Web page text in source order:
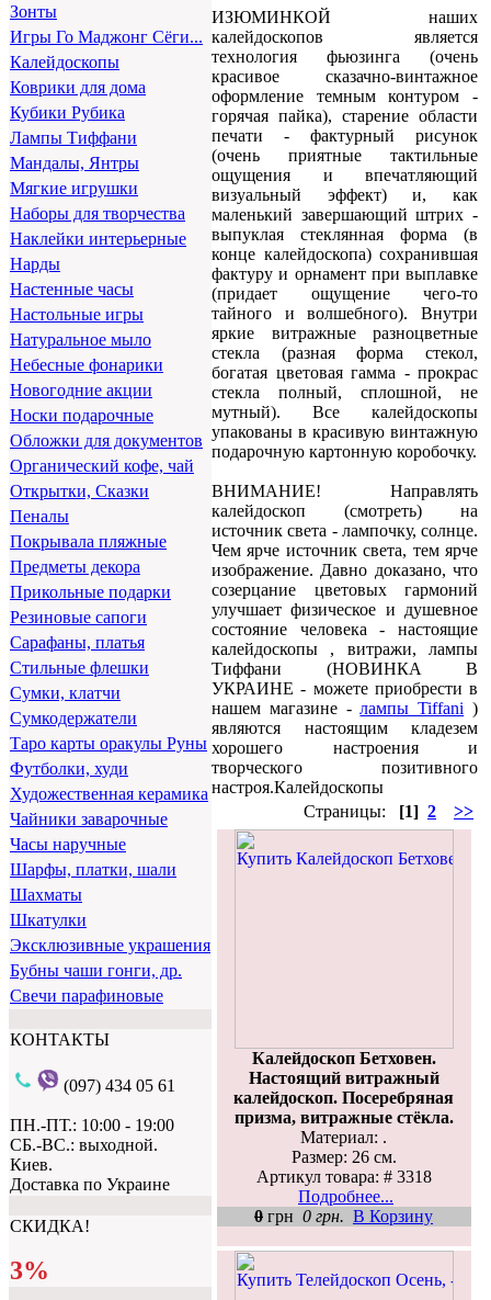
Зонты
Игры Го Маджонг Сёги...
Калейдоскопы
Коврики для дома
Кубики Рубика
Лампы Тиффани
Мандалы, Янтры
Мягкие игрушки
Наборы для творчества
Наклейки интерьерные
Нарды
Настенные часы
Настольные игры
Натуральное мыло
Небесные фонарики
Новогодние акции
Носки подарочные
Обложки для документов
Органический кофе, чай
Открытки, Сказки
Пеналы
Покрывала пляжные
Предметы декора
Прикольные подарки
Резиновые сапоги
Сарафаны, платья
Стильные флешки
Сумки, клатчи
Сумкодержатели
Таро карты оракулы Руны
Футболки, худи
Художественная керамика
Чайники заварочные
Часы наручные
Шарфы, платки, шали
Шахматы
Шкатулки
Эксклюзивные украшения
Бубны чаши гонги, др.
Свечи парафиновые
КОНТАКТЫ
(097) 434 05 61
ПН.-ПТ.: 10:00 - 19:00
СБ.-ВС.: выходной.
Киев.
Доставка по Украине
СКИДКА!
3%
ИЗЮМИНКОЙ наших
калейдоскопов является
технология фьюзинга (очень
красивое сказачно-винтажное
оформление темным контуром -
горячая пайка), старение области
печати - фактурный рисунок
(очень приятные тактильные
ощущения и впечатляющий
визуальный эффект) и, как
маленький завершающий штрих -
выпуклая стеклянная форма (в
конце калейдоскопа) сохранившая
фактуру и орнамент при выплавке
(придает ощущение чего-то
тайного и волшебного). Внутри
яркие витражные разноцветные
стекла (разная форма стекол,
богатая цветовая гамма - прокрас
стекла полный, сплошной, не
мутный). Все калейдоскопы
упакованы в красивую винтажную
подарочную картонную коробочку.
ВНИМАНИЕ! Направлять
калейдоскоп (смотреть) на
источник света - лампочку, солнце.
Чем ярче источник света, тем ярче
изображение. Давно доказано, что
созерцание цветовых гармоний
улучшает физическое и душевное
состояние человека - настоящие
калейдоскопы , витражи, лампы
Тиффани (НОВИНКА В
УКРАИНЕ - можете приобрести в
нашем магазине -лампы Tiffani )
являются настоящим кладезем
хорошего настроения и
творческого позитивного
настроя.Калейдоскопы
Страницы:
[1] 2 >>
Калейдоскоп Бетховен.
Настоящий витражный
калейдоскоп. Посеребряная
призма, витражные стёкла.
Материал: .
Размер: 26 см.
Артикул товара: # 3318
Подробнее...
0 грн 0 грн. В Корзину